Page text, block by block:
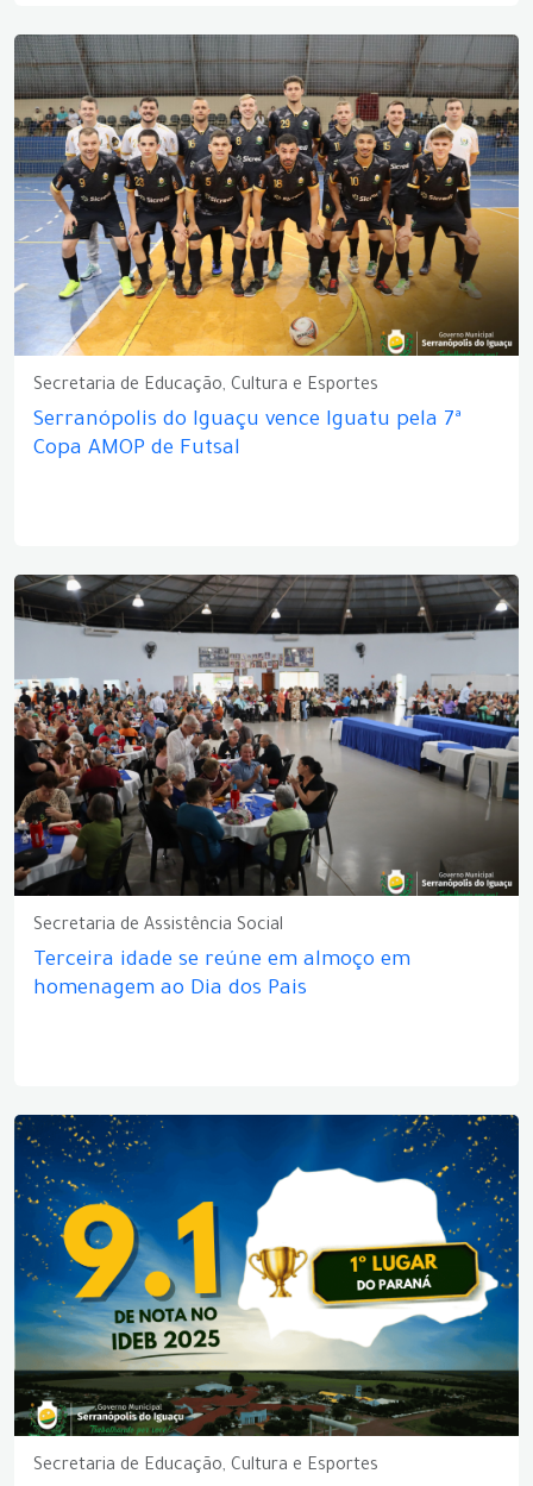
Secretaria de Educação, Cultura e Esportes
Serranópolis do Iguaçu vence Iguatu pela 7ª
Copa AMOP de Futsal
Secretaria de Assistência Social
Terceira idade se reúne em almoço em
homenagem ao Dia dos Pais
Secretaria de Educação, Cultura e Esportes